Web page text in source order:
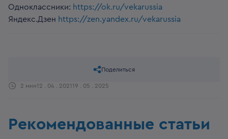
Одноклассники: https://ok.ru/vekarussia
Яндекс.Дзен https://zen.yandex.ru/vekarussia
2 мин12 . 04 . 2021 19 . 05 . 2025
Поделиться
Рекомендованные статьи